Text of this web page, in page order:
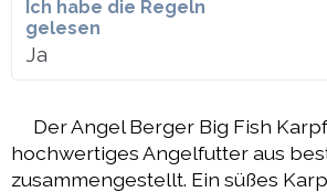
Ich habe die Regeln
gelesen
Ja
Der Angel Berger Big Fish
hochwertiges Angelfutter aus
zusammengestellt. Ein süßes